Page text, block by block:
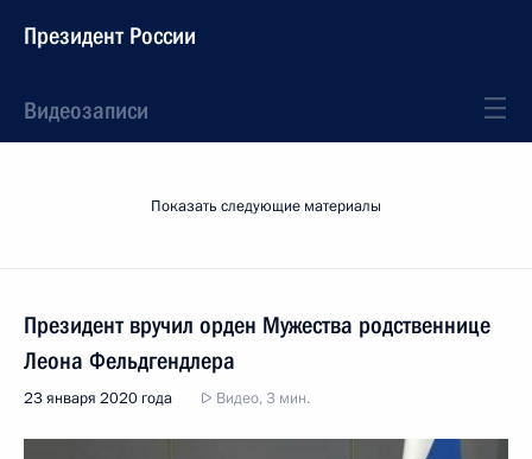
Президент России
Видеозаписи
Показать следующие материалы
Президент вручил орден Мужества родственнице
Леона Фельдгендлера
23 января 2020 года Видео, 3 мин.